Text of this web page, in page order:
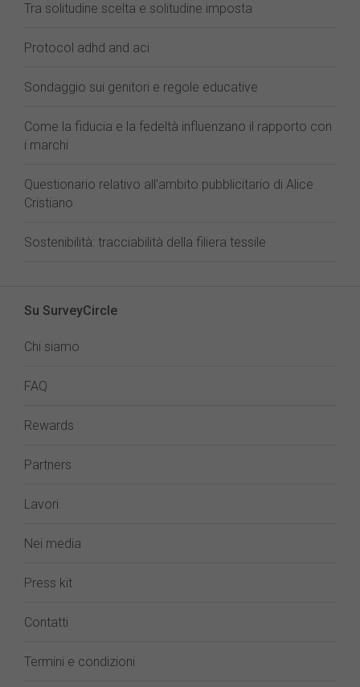
Tra solitudine scelta e solitudine imposta
Protocol adhd and aci
Sondaggio sui genitori e regole educative
Come la fiducia e la fedeltà influenzano il rapporto con
i marchi
Questionario relativo all'ambito pubblicitario di Alice
Cristiano
Sostenibilità: tracciabilità della filiera tessile
Su SurveyCircle
Chi siamo
FAQ
Rewards
Partners
Lavori
Nei media
Press kit
Contatti
Termini e condizioni